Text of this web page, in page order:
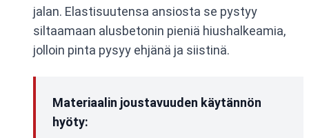
jalan. Elastisuutensa ansiosta se pystyy
siltaamaan alusbetonin pieniä hiushalkeamia,
jolloin pinta pysyy ehjänä ja siistinä.
Materiaalin joustavuuden käytännön
hyöty: